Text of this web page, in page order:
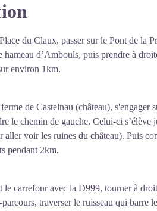
Voir l'image en plein écran
du Claux, passer sur le Pont de la
hameau d’Ambouls, puis prendre à
environ 1km.
de Castelnau (château),
le chemin de gauche. Celui-ci s’élève
aller voir les ruines du château). Puis
pendant 2km.
le carrefour avec la D999, tourner à
traverser le ruisseau qui barre